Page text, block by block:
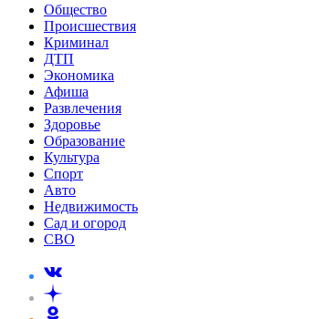
Общество
Происшествия
Криминал
ДТП
Экономика
Афиша
Развлечения
Здоровье
Образование
Культура
Спорт
Авто
Недвижимость
Сад и огород
СВО